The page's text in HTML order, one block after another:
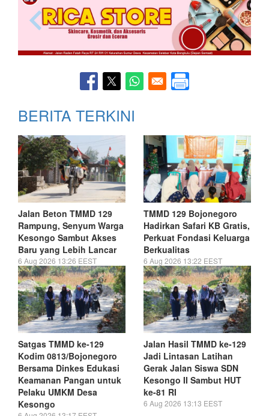
BERITA TERKINI
Jalan Beton TMMD 129
Rampung, Senyum Warga
Kesongo Sambut Akses
Baru yang Lebih Lancar
6 Aug 2026 13:26 EEST
TMMD 129 Bojonegoro
Hadirkan Safari KB Gratis,
Perkuat Fondasi Keluarga
Berkualitas
6 Aug 2026 13:22 EEST
Satgas TMMD ke-129
Kodim 0813/Bojonegoro
Bersama Dinkes Edukasi
Keamanan Pangan untuk
Pelaku UMKM Desa
Kesongo
Jalan Hasil TMMD ke-129
Jadi Lintasan Latihan
Gerak Jalan Siswa SDN
Kesongo II Sambut HUT
ke-81 RI
6 Aug 2026 13:13 EEST